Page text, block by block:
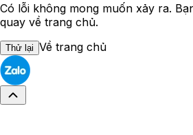
Có lỗi không mong muốn xảy ra.
quay về trang chủ.
Thử lại Về trang chủ